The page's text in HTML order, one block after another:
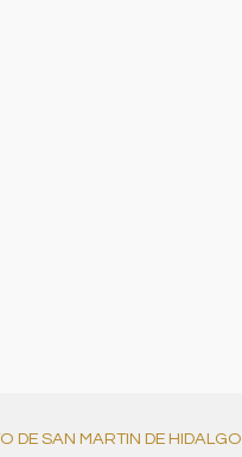
DE SAN MARTIN DE HIDALGO